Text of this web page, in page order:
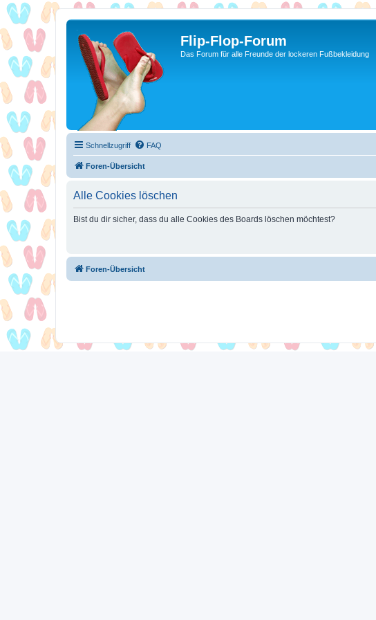
Flip-Flop-Forum
Das Forum für alle Freunde der lockeren Fußbekleidung
Schnellzugriff FAQ
Foren-Übersicht
Alle Cookies löschen
Bist du dir sicher, dass du alle Cookies des Boards löschen möchtest?
Foren-Übersicht